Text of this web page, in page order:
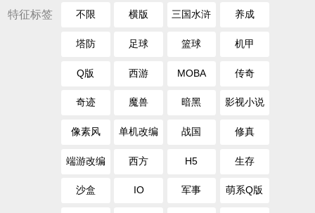
特征标签 不限 横版 三国水浒 养成
塔防 足球 篮球 机甲
Q版 西游 MOBA 传奇
奇迹 魔兽 暗黑 影视小说
像素风 单机改编 战国 修真
端游改编 西方 H5 生存
沙盒 IO 军事 萌系Q版